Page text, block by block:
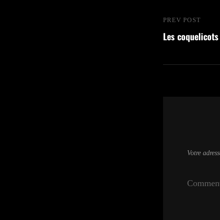
Navigation
de
Previous
Post
PREV POST
Les coquelicots
Votre